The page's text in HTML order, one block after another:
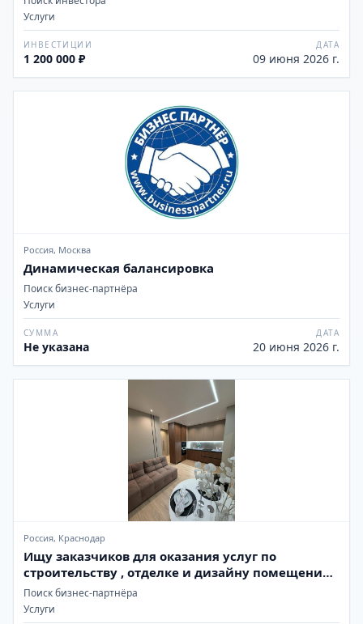
Услуги
ИНВЕСТИЦИИ
1 200 000 ₽
ДАТА
09 июня 2026 г.
Россия, Москва
Динамическая балансировка
Поиск бизнес-партнёра
Услуги
СУММА
Не указана
ДАТА
20 июня 2026 г.
Россия, Краснодар
Ищу заказчиков для оказания услуг по
строительству , отделке и дизайну помещений
любой сложности в Краснодаре и Сочи
Поиск бизнес-партнёра
Услуги